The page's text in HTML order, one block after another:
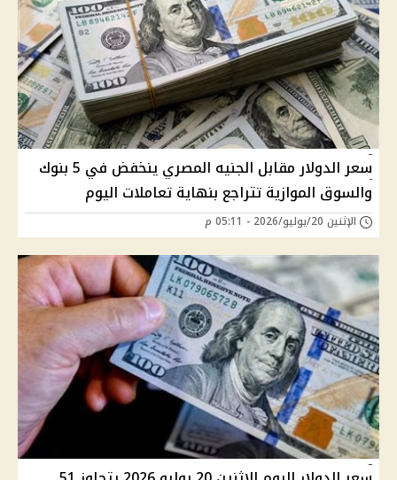
سعر الدولار مقابل الجنيه المصري ينخفض في 5 بنوك
والسوق الموازية تتراجع بنهاية تعاملات اليوم
الإثنين 20/يوليو/2026 - 05:11 م